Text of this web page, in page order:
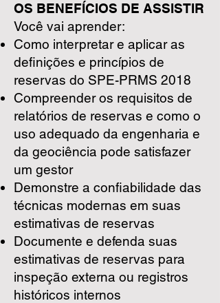
OS BENEFÍCIOS DE ASSISTIR
Você vai aprender:
Como interpretar e aplicar as
definições e princípios de
reservas do SPE-PRMS 2018
Compreender os requisitos de
relatórios de reservas e como o
uso adequado da engenharia e
da geociência pode satisfazer
um gestor
Demonstre a confiabilidade das
técnicas modernas em suas
estimativas de reservas
Documente e defenda suas
estimativas de reservas para
inspeção externa ou registros
históricos internos